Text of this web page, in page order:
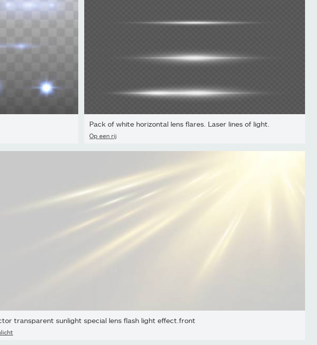
Pack of white horizontal lens flares. Laser lines of light.
Op een rij
transparent sunlight special lens flash light effect.front